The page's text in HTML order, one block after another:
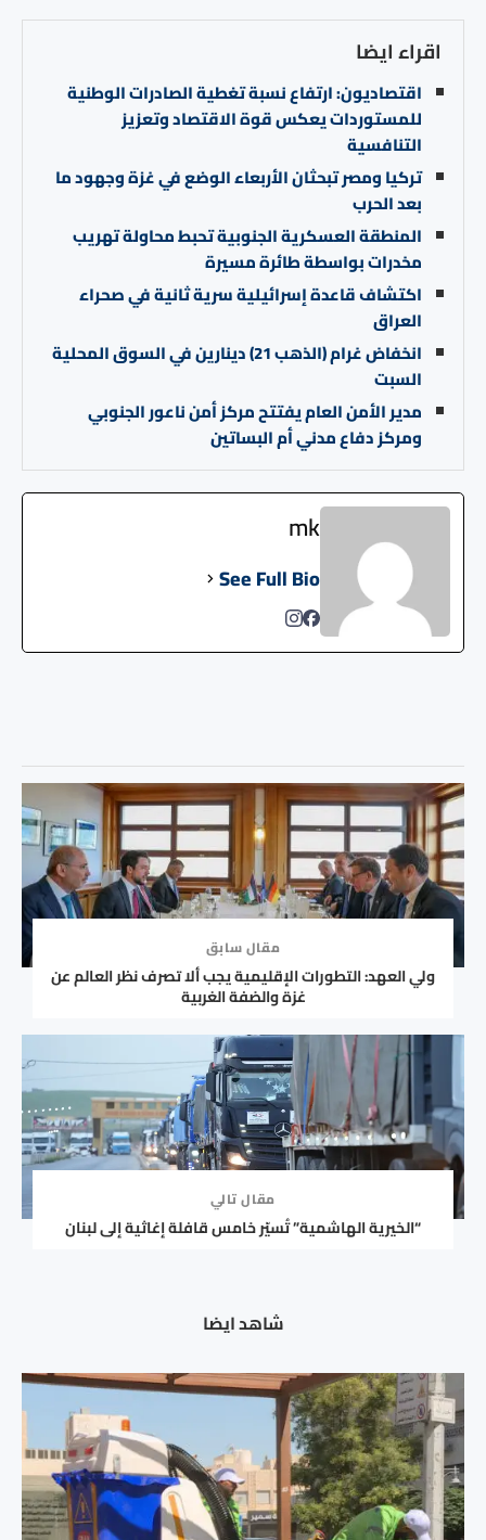
اقراء ايضا
اقتصاديون: ارتفاع نسبة تغطية الصادرات الوطنية
للمستوردات يعكس قوة الاقتصاد وتعزيز
التنافسية
تركيا ومصر تبحثان الأربعاء الوضع في غزة وجهود ما
بعد الحرب
المنطقة العسكرية الجنوبية تحبط محاولة تهريب
مخدرات بواسطة طائرة مسيرة
اكتشاف قاعدة إسرائيلية سرية ثانية في صحراء
العراق
انخفاض غرام (الذهب 21) دينارين في السوق المحلية
السبت
مدير الأمن العام يفتتح مركز أمن ناعور الجنوبي
ومركز دفاع مدني أم البساتين
mk
See Full Bio
مقال سابق
ولي العهد: التطورات الإقليمية يجب ألا تصرف نظر العالم عن
غزة والضفة الغربية
مقال تالي
“الخيرية الهاشمية” تُسيّر خامس قافلة إغاثية إلى لبنان
شاهد ايضا